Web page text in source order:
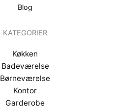
Blog
KATEGORIER
Køkken
Badeværelse
Børneværelse
Kontor
Garderobe